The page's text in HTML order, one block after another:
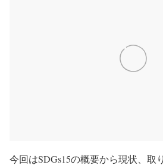
今回はSDGs15の概要から現状、取